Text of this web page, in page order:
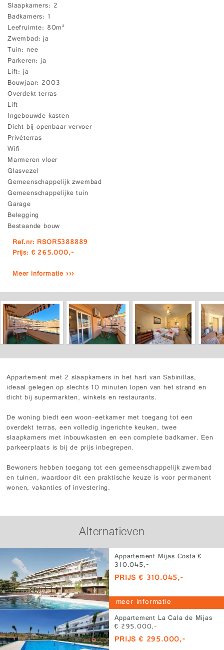
Slaapkamers 2
Badkamers 1
Leefruimte 80m²
Zwembad ja
Tuin nee
Parkeren ja
Lift ja
Bouwjaar 2003
Overdekt terras
Lift
Ingebouwde kasten
Dicht bij openbaar vervoer
Privéterras
Wifi
Marmeren vloer
Glasvezel
Gemeenschappelijk zwembad
Gemeenschappelijke tuin
Garage
Belegging
Bestaande bouw
Ref.nr: RSOR5388889
Prijs: € 265.000,-
Meer informatie ›››
Appartement met 2 slaapkamers in het hart van Sabinillas,
ideaal gelegen op slechts 10 minuten lopen van het strand en
dicht bij supermarkten, winkels en restaurants.
De woning biedt een woon-eetkamer met toegang tot een
overdekt terras, een volledig ingerichte keuken, twee
slaapkamers met inbouwkasten en een complete badkamer. Een
parkeerplaats is bij de prijs inbegrepen.
Bewoners hebben toegang tot een gemeenschappelijk zwembad
en tuinen, waardoor dit een praktische keuze is voor permanent
wonen, vakanties of investering.
Alternatieven
Appartement Mijas Costa €
310.045,-
PRIJS € 310.045,-
meer informatie
Appartement La Cala de Mijas
€ 295.000,-
PRIJS € 295.000,-